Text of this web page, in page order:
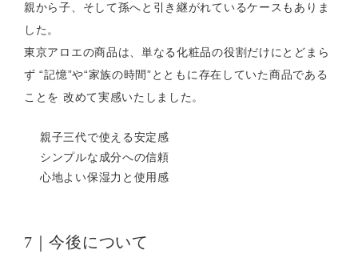
親から子、そして孫へと引き継がれているケースもありま
した。
東京アロエの商品は、単なる化粧品の役割だけにとどまら
ず “記憶”や“家族の時間”とともに存在していた商品である
ことを 改めて実感いたしました。
親子三代で使える安定感
シンプルな成分への信頼
心地よい保湿力と使用感
7｜今後について